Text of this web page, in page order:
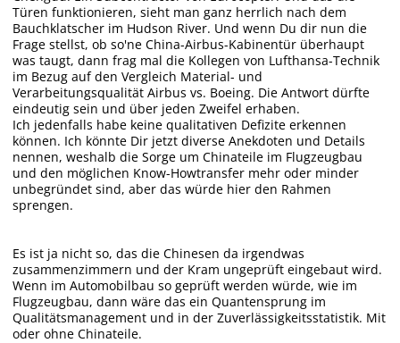
Türen funktionieren, sieht man ganz herrlich nach dem
Bauchklatscher im Hudson River. Und wenn Du dir nun die
Frage stellst, ob so'ne China-Airbus-Kabinentür überhaupt
was taugt, dann frag mal die Kollegen von Lufthansa-Technik
im Bezug auf den Vergleich Material- und
Verarbeitungsqualität Airbus vs. Boeing. Die Antwort dürfte
eindeutig sein und über jeden Zweifel erhaben.
Ich jedenfalls habe keine qualitativen Defizite erkennen
können. Ich könnte Dir jetzt diverse Anekdoten und Details
nennen, weshalb die Sorge um Chinateile im Flugzeugbau
und den möglichen Know-Howtransfer mehr oder minder
unbegründet sind, aber das würde hier den Rahmen
sprengen.
Es ist ja nicht so, das die Chinesen da irgendwas
zusammenzimmern und der Kram ungeprüft eingebaut wird.
Wenn im Automobilbau so geprüft werden würde, wie im
Flugzeugbau, dann wäre das ein Quantensprung im
Qualitätsmanagement und in der Zuverlässigkeitsstatistik. Mit
oder ohne Chinateile.